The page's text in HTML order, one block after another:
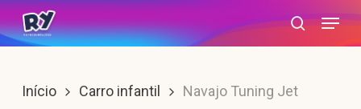
Skip
to
content
search
Menu
Início Carro infantil Navajo Tuning Jet